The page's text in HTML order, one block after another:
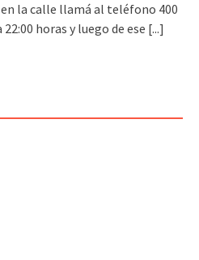
la calle llamá al teléfono 400
horas y luego de ese [...]